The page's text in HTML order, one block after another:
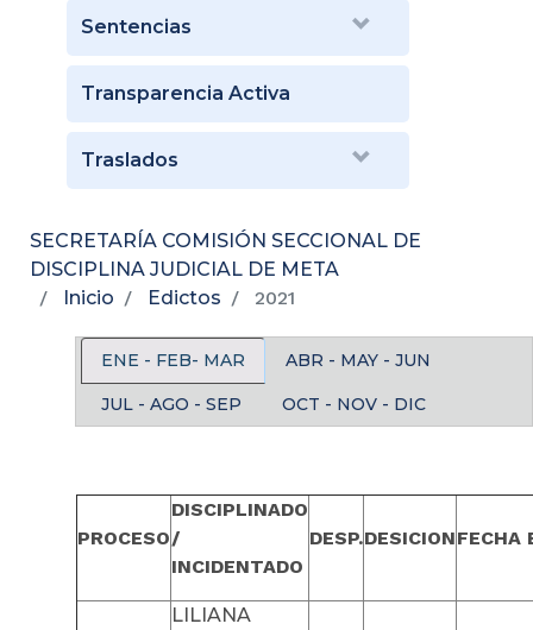
Sentencias
Transparencia Activa
Traslados
SECRETARÍA COMISIÓN SECCIONAL DE
DISCIPLINA JUDICIAL DE META
Inicio
Edictos 2021
ENE - FEB- MAR ABR - MAY - JUN
JUL - AGO - SEP OCT - NOV - DIC
PROCESO
DISCIPLINADO
/
INCIDENTADO
DESP.DESICIONFECHA
LILIANA